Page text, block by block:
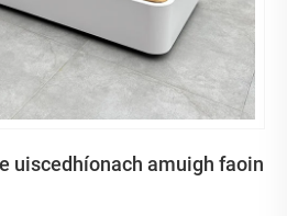
uiscedhíonach amuigh faoin